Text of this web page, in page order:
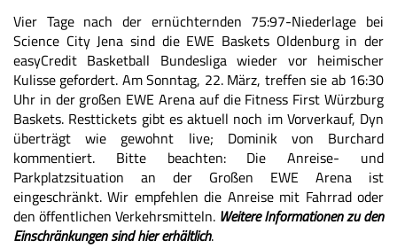
Vier Tage nach der ernüchternden 75:97-Niederlage bei
Science City Jena sind die EWE Baskets Oldenburg in der
easyCredit Basketball Bundesliga wieder vor heimischer
Kulisse gefordert. Am Sonntag, 22. März, treffen sie ab 16:30
Uhr in der großen EWE Arena auf die Fitness First Würzburg
Baskets. Resttickets gibt es aktuell noch im Vorverkauf, Dyn
überträgtwie gewohnt live; Dominik von Burchard
kommentiert. Bitte beachten: Die Anreise- und
Parkplatzsituation an der Großen EWE Arena ist
eingeschränkt. Wir empfehlen die Anreise mit Fahrrad oder
den öffentlichen Verkehrsmitteln. Weitere Informationen zu den
Einschränkungen sind hier erhältlich.